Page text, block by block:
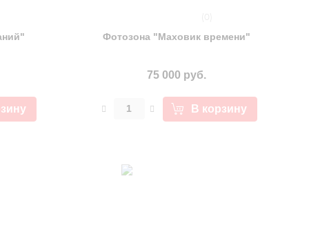
Фотозона "Маховик времени"
75 000 руб.
В корзину